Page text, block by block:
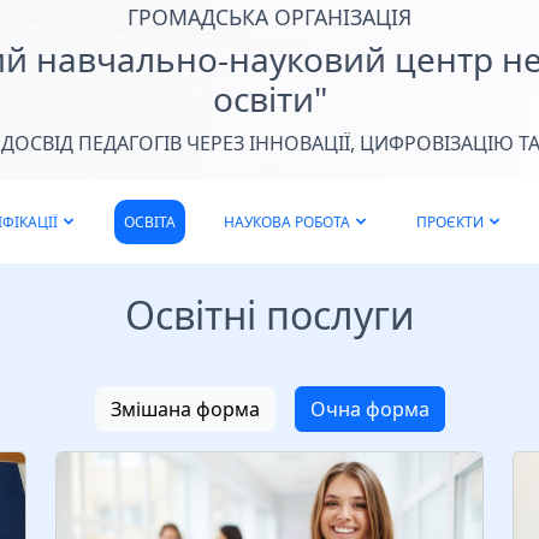
ГРОМАДСЬКА ОРГАНІЗАЦІЯ
навчально-науковий центр
освіти"
ПЕДАГОГІВ ЧЕРЕЗ ІННОВАЦІЇ, ЦИФРОВІЗАЦІЮ
ОСВІТА НАУКОВА РОБОТА ПРОЄКТИ
Освітні послуги
Змішана форма Очна форма
Запрошуємо на навчання на бюджетну та
контрактну форму навчання за освітнім
рівнем АСПІРАНТ
Читати більше